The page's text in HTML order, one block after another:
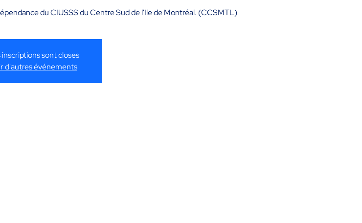
du CIUSSS du Centre Sud de l'Ile de Montréal. (CCSMTL)
inscriptions sont closes
d'autres événements